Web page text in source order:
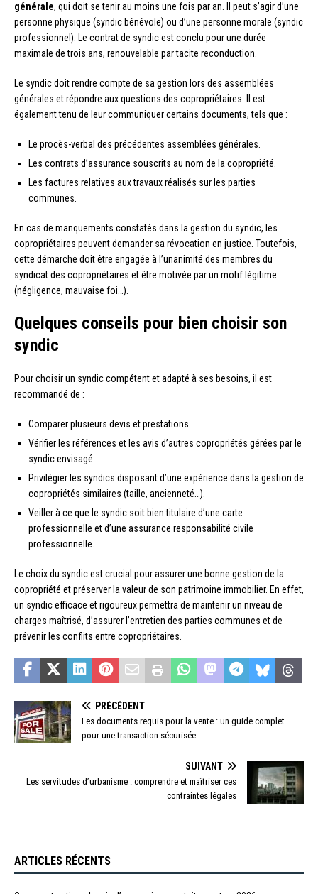
générale, qui doit se tenir au moins une fois par an. Il peut s’agir d’une
personne physique (syndic bénévole) ou d’une personne morale (syndic
professionnel). Le contrat de syndic est conclu pour une durée
maximale de trois ans, renouvelable par tacite reconduction.
Le syndic doit rendre compte de sa gestion lors des assemblées
générales et répondre aux questions des copropriétaires. Il est
également tenu de leur communiquer certains documents, tels que :
Le procès-verbal des précédentes assemblées générales.
Les contrats d’assurance souscrits au nom de la copropriété.
Les factures relatives aux travaux réalisés sur les parties
communes.
En cas de manquements constatés dans la gestion du syndic, les
copropriétaires peuvent demander sa révocation en justice. Toutefois,
cette démarche doit être engagée à l’unanimité des membres du
syndicat des copropriétaires et être motivée par un motif légitime
(négligence, mauvaise foi…).
Quelques conseils pour bien choisir son
syndic
Pour choisir un syndic compétent et adapté à ses besoins, il est
recommandé de :
Comparer plusieurs devis et prestations.
Vérifier les références et les avis d’autres copropriétés gérées par le
syndic envisagé.
Privilégier les syndics disposant d’une expérience dans la gestion de
copropriétés similaires (taille, ancienneté…).
Veiller à ce que le syndic soit bien titulaire d’une carte
professionnelle et d’une assurance responsabilité civile
professionnelle.
Le choix du syndic est crucial pour assurer une bonne gestion de la
copropriété et préserver la valeur de son patrimoine immobilier. En effet,
un syndic efficace et rigoureux permettra de maintenir un niveau de
charges maîtrisé, d’assurer l’entretien des parties communes et de
prévenir les conflits entre copropriétaires.
PRÉCÉDENT
Les documents requis pour la vente : un guide complet
pour une transaction sécurisée
SUIVANT
Les servitudes d’urbanisme : comprendre et maîtriser ces
contraintes légales
ARTICLES RÉCENTS